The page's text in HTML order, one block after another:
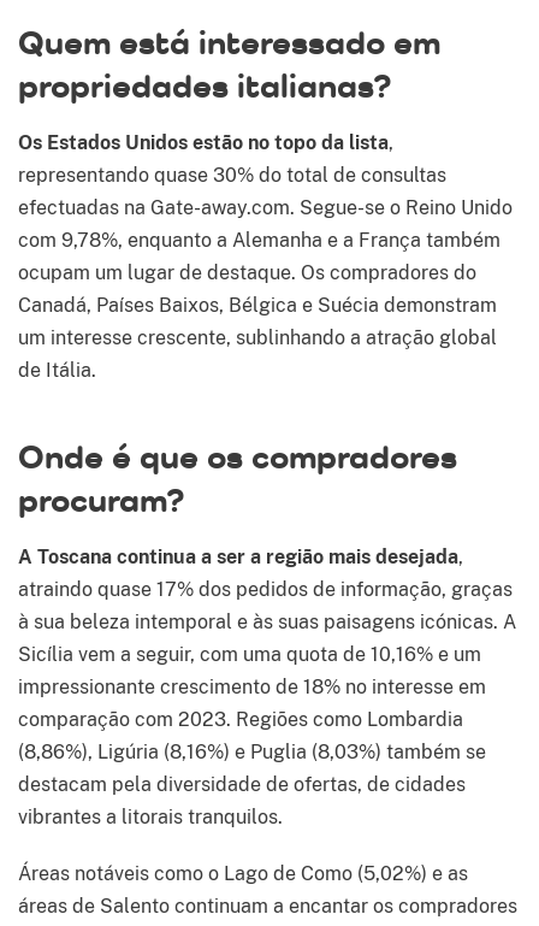
Quem está interessado em
propriedades italianas?
Os Estados Unidos estão no topo da lista,
representando quase 30% do total de consultas
efectuadas na Gate-away.com. Segue-se o Reino Unido
com 9,78%, enquanto a Alemanha e a França também
ocupam um lugar de destaque. Os compradores do
Canadá, Países Baixos, Bélgica e Suécia demonstram
um interesse crescente, sublinhando a atração global
de Itália.
Onde é que os compradores
procuram?
A Toscana continua a ser a região mais desejada,
atraindo quase 17% dos pedidos de informação, graças
à sua beleza intemporal e às suas paisagens icónicas. A
Sicília vem a seguir, com uma quota de 10,16% e um
impressionante crescimento de 18% no interesse em
comparação com 2023. Regiões como Lombardia
(8,86%), Ligúria (8,16%) e Puglia (8,03%) também se
destacam pela diversidade de ofertas, de cidades
vibrantes a litorais tranquilos.
Áreas notáveis como o Lago de Como (5,02%) e as
áreas de Salento continuam a encantar os compradores